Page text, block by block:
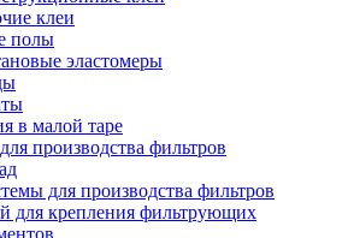
клеи
полы
эластомеры
в малой таре
производства фильтров
для производства фильтров
для крепления фильтрующих